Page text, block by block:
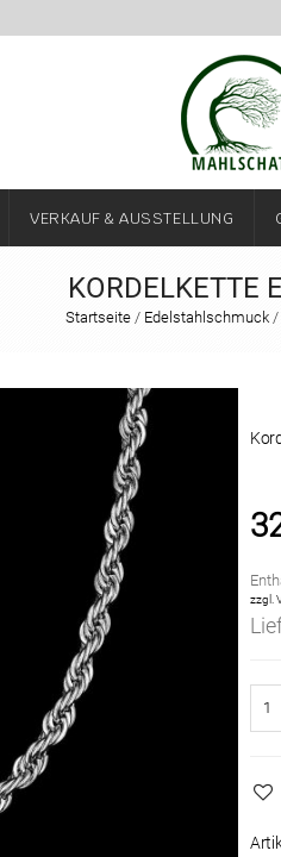
VERKAUF & AUSSTELLUNG
KORDELKETTE
Startseite / Edelstahlschmuck /
zzgl.